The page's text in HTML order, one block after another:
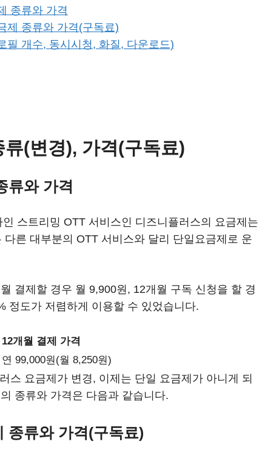
종류와 가격
제 종류와 가격(구독료)
필 개수, 동시시청, 화질, 다운로드)
(변경), 가격(구독료)
류와 가격
스트리밍 OTT 서비스인 디즈니플러스의 요금제는
른 대부분의 OTT 서비스와 달리 단일요금제로 운
결제할 경우 월 9,900원, 12개월 구독 신청을 할 경
정도가 저렴하게 이용할 수 있었습니다.
12개월 결제 가격
연 99,000원(월 8,250원)
스 요금제가 변경, 이제는 단일 요금제가 아니게 되
종류와 가격은 다음과 같습니다.
종류와 가격(구독료)